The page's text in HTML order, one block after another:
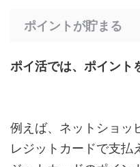
ポイントが貯まる
ポイ活では、ポイント
例えば、ネットショッ
レジットカードで支払